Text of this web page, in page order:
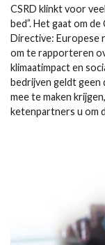
CSRD klinkt voor
bed”. Het gaat om
Directive: Europese
om te rapporteren
klimaatimpact en
bedrijven geldt geen
mee te maken
ketenpartners u om